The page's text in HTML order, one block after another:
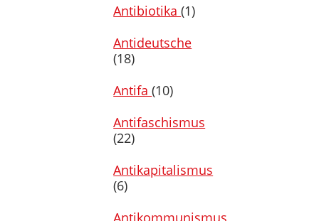
Antibiotika(1)
Antideutsche
(18)
Antifa(10)
Antifaschismus
(22)
Antikapitalismus
(6)
Antikommunismus